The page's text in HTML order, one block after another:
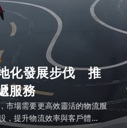
化發展步伐 推
服務
市場需要更高效靈活的物流服
，提升物流效率與客戶體...